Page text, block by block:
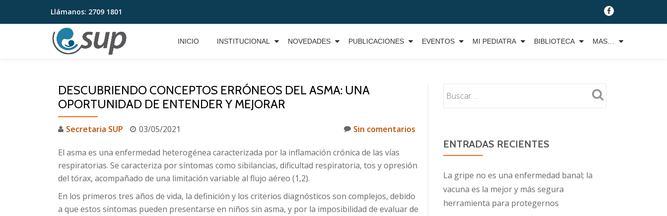
Saltar
Llámanos: 2709 1801
fa-
facebook
INICIO INSTITUCIONAL NOVEDADES PUBLICACIONES EVENTOS MI PEDIATRA BIBLIOTECA MAS…
DESCUBRIENDO CONCEPTOS ERRÓNEOS DEL ASMA: UNA
OPORTUNIDAD DE ENTENDER Y MEJORAR
Secretaria SUP 03/05/2021 Sin comentarios
El asma es una enfermedad heterogénea caracterizada por la inflamación crónica de las vías
respiratorias. Se caracteriza por síntomas como sibilancias, dificultad respiratoria, tos y opresión
del tórax, acompañado de una limitación variable al flujo aéreo (1,2).
En los primeros tres años de vida, la definición y los criterios diagnósticos son complejos, debido
a que estos síntomas pueden presentarse en niños sin asma, y por la imposibilidad de evaluar de
ENTRADAS RECIENTES
La gripe no es una enfermedad banal; la
vacuna es la mejor y más segura
herramienta para protegernos